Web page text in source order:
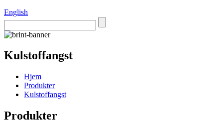
English
Kulstoffangst
Hjem
Produkter
Kulstoffangst
Produkter